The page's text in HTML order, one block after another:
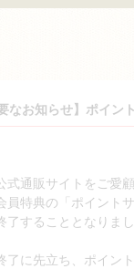
なお知らせ】ポイン
式通販サイトをご愛
員特典の「ポイント
了することとなりま
了に先立ち、ポイン